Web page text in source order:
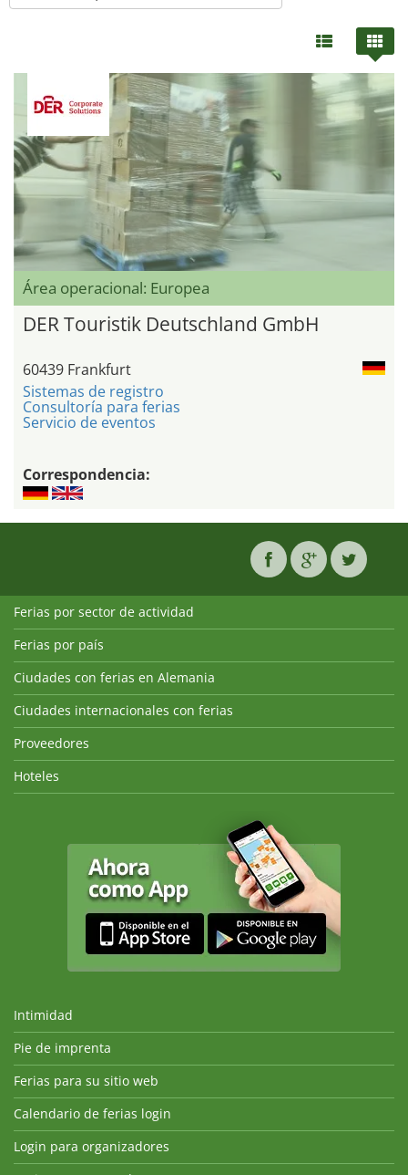
Área operacional: Europea
DER Touristik Deutschland GmbH
60439 Frankfurt
Sistemas de registro
Consultoría para ferias
Servicio de eventos
Correspondencia:
Ferias por sector de actividad
Ferias por país
Ciudades con ferias en Alemania
Ciudades internacionales con ferias
Proveedores
Hoteles
Intimidad
Pie de imprenta
Ferias para su sitio web
Calendario de ferias login
Login para organizadores